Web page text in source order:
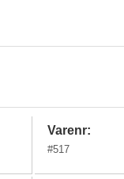
Varenr:
#517